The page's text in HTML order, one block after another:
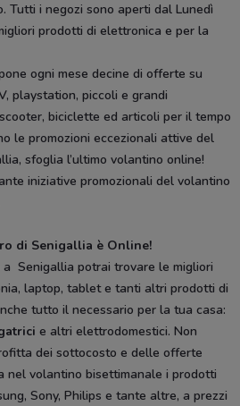
Tutti i negozi sono aperti dal Lunedì
prodotti di elettronica e per la
ogni mese decine di offerte su
playstation, piccoli e grandi
biciclette ed articoli per il tempo
le promozioni eccezionali attive del
sfoglia l’ultimo volantino online!
iniziative promozionali del volantino
di Senigallia è Online!
Senigallia potrai trovare le migliori
laptop, tablet e tanti altri prodotti di
tutto il necessario per la tua casa:
e altri elettrodomestici. Non
dei sottocosto e delle offerte
nel volantino bisettimanale i prodotti
Sony, Philips e tante altre, a prezzi